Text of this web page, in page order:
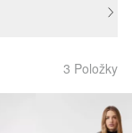
3 Položky